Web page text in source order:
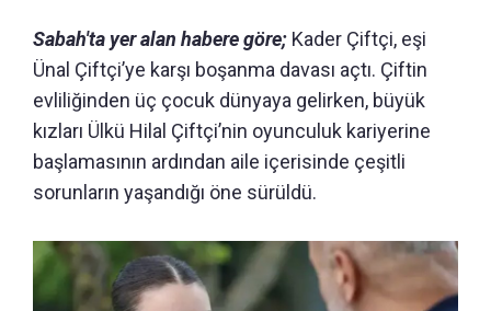
Sabah'ta yer alan habere göre; Kader Çiftçi, eşi
Ünal Çiftçi’ye karşı boşanma davası açtı. Çiftin
evliliğinden üç çocuk dünyaya gelirken, büyük
kızları Ülkü Hilal Çiftçi’nin oyunculuk kariyerine
başlamasının ardından aile içerisinde çeşitli
sorunların yaşandığı öne sürüldü.